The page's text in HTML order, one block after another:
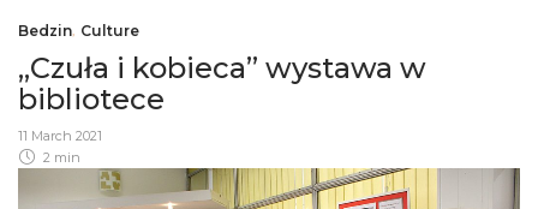
Bedzin, Culture
„Czuła i kobieca” wystawa w
bibliotece
11 March 2021
2 min